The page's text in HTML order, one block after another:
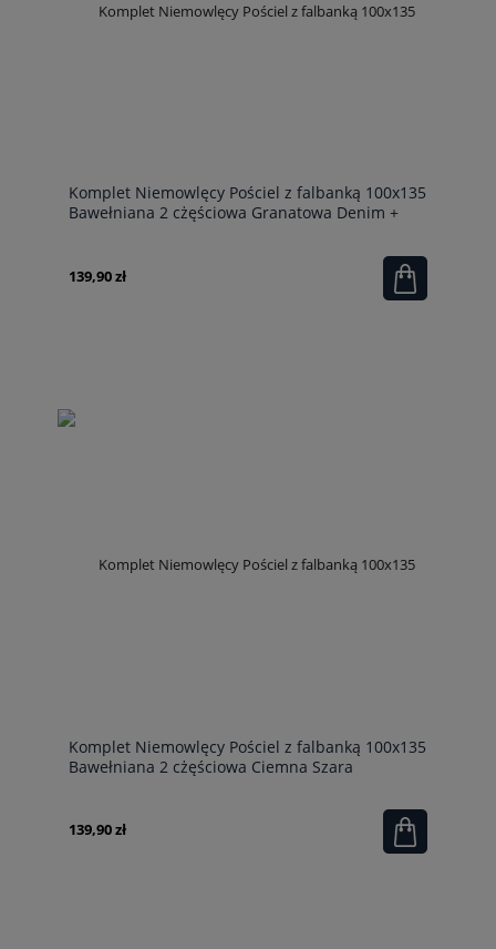
Komplet Niemowlęcy Pościel z falbanką 100x135
Bawełniana 2 cżęściowa Granatowa Denim +
139,90 zł
Komplet Niemowlęcy Pościel z falbanką 100x135
Bawełniana 2 cżęściowa Ciemna Szara
139,90 zł